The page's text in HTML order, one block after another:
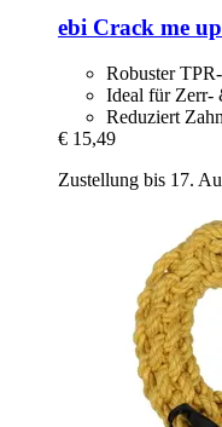
ebi Crack me
Robuster
Ideal für Zerr-
Reduziert
€ 15,49
Zustellung bis 17.